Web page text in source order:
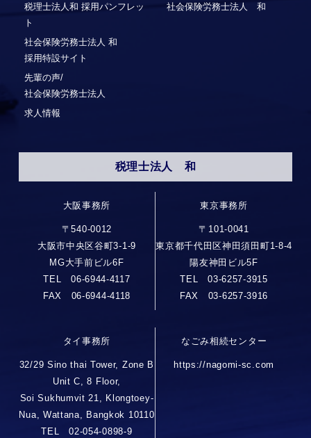
税理士法人和 採用パンフレッ
ト
社会保険労務⼠法⼈ 和
採⽤特設サイト
先輩の声/
社会保険労務士法人
求人情報
社会保険労務士法人 和
税理士法人 和
大阪事務所
〒540-0012
大阪市中央区谷町3-1-9
MG大手前ビル6F
TEL 06-6944-4117
FAX 06-6944-4118
東京事務所
〒101-0041
東京都千代田区神田須田町1-8-4
陽友神田ビル5F
TEL 03-6257-3915
FAX 03-6257-3916
タイ事務所
32/29 Sino thai Tower, Zone B
Unit C, 8 Floor,
Soi Sukhumvit 21, Klongtoey-
Nua, Wattana, Bangkok 10110
TEL 02-054-0898-9
なごみ相続センター
https://nagomi-sc.com